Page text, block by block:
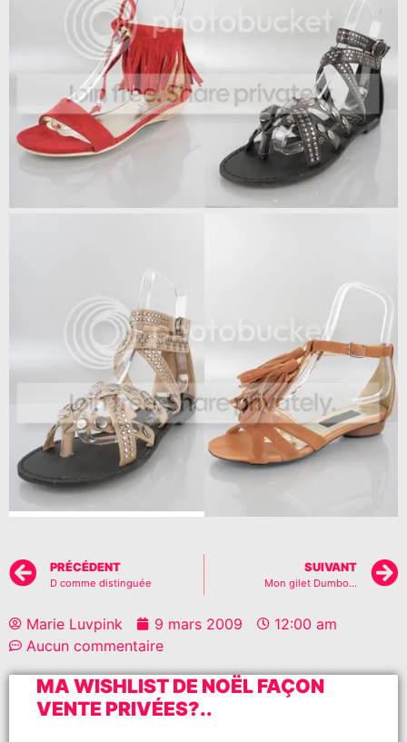
PRÉCÉDENT
D comme distinguée
SUIVANT
Mon gilet Dumbo…
Marie Luvpink 9 mars 2009
12:00 am
Aucun commentaire
MA WISHLIST DE NOËL FAÇON
VENTE PRIVÉES?..